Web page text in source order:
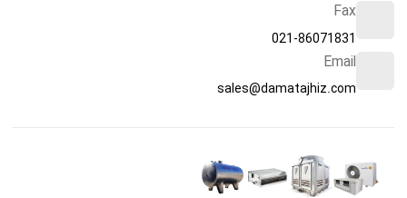
Fax
021-86071831
Email
sales@damatajhiz.com